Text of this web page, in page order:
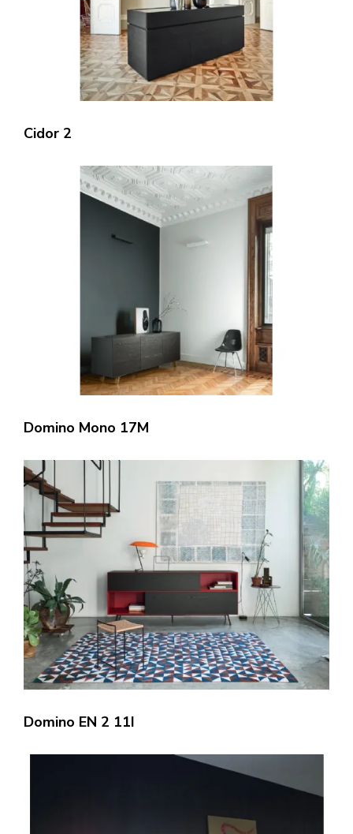
Cidor 2
Domino Mono 17M
Domino EN 2 11I